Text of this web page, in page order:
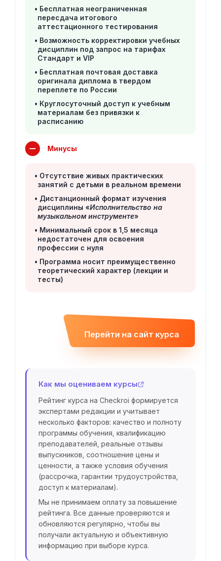
Бесплатная неограниченная
пересдача итогового
аттестационного тестирования
Возможность корректировки учебных
дисциплин под запрос на тарифах
Стандарт и VIP
Бесплатная почтовая доставка
оригинала диплома в твердом
переплете по России
Круглосуточный доступ к учебным
материалам без привязки к
расписанию
Минусы
Отсутствие живых практических
занятий с детьми в реальном времени
Дистанционный формат изучения
дисциплины «Исполнительство на
музыкальном инструменте»
Минимальный срок в 1,5 месяца
недостаточен для освоения
профессии с нуля
Программа носит преимущественно
теоретический характер (лекции и
тесты)
Перейти на сайт курса
Как мы оцениваем курсы
Рейтинг курса на Checkroi формируется
экспертами редакции и учитывает
несколько факторов: качество и полноту
программы обучения, квалификацию
преподавателей, реальные отзывы
выпускников, соотношение цены и
ценности, а также условия обучения
(рассрочка, гарантии трудоустройства,
доступ к материалам).
Мы не принимаем оплату за повышение
рейтинга. Все данные проверяются и
обновляются регулярно, чтобы вы
получали актуальную и объективную
информацию при выборе курса.